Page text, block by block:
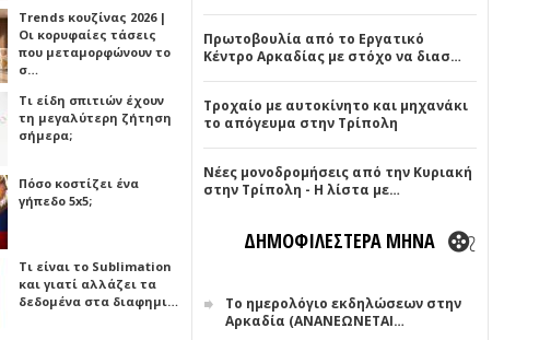
Trends κουζίνας 2026 |
Οι κορυφαίες τάσεις
που μεταμορφώνουν το
σ…
Τι είδη σπιτιών έχουν
τη μεγαλύτερη ζήτηση
σήμερα;
Πόσο κοστίζει ένα
γήπεδο 5x5;
Τι είναι το Sublimation
και γιατί αλλάζει τα
δεδομένα στα διαφημι…
Πρωτοβουλία από το Εργατικό
Κέντρο Αρκαδίας με στόχο να διασ…
Τροχαίο με αυτοκίνητο και μηχανάκι
το απόγευμα στην Τρίπολη
Νέες μονοδρομήσεις από την Κυριακή
στην Τρίπολη - Η λίστα με…
ΔΗΜΟΦΙΛΕΣΤΕΡΑ ΜΗΝΑ
Το ημερολόγιο εκδηλώσεων στην
Αρκαδία (ΑΝΑΝΕΩΝΕΤΑΙ…